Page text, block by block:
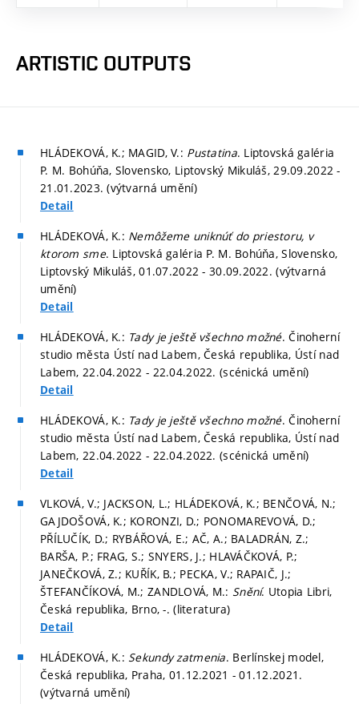
ARTISTIC OUTPUTS
HLÁDEKOVÁ, K.; MAGID, V.: Pustatina. Liptovská galéria
P. M. Bohúňa, Slovensko, Liptovský Mikuláš, 29.09.2022 -
21.01.2023. (výtvarná umění)
Detail
HLÁDEKOVÁ, K.: Nemôžeme uniknúť do priestoru, v
ktorom sme. Liptovská galéria P. M. Bohúňa, Slovensko,
Liptovský Mikuláš, 01.07.2022 - 30.09.2022. (výtvarná
umění)
Detail
HLÁDEKOVÁ, K.: Tady je ještě všechno možné. Činoherní
studio města Ústí nad Labem, Česká republika, Ústí nad
Labem, 22.04.2022 - 22.04.2022. (scénická umění)
Detail
HLÁDEKOVÁ, K.: Tady je ještě všechno možné. Činoherní
studio města Ústí nad Labem, Česká republika, Ústí nad
Labem, 22.04.2022 - 22.04.2022. (scénická umění)
Detail
VLKOVÁ, V.; JACKSON, L.; HLÁDEKOVÁ, K.; BENČOVÁ, N.;
GAJDOŠOVÁ, K.; KORONZI, D.; PONOMAREVOVÁ, D.;
PŘÍLUČÍK, D.; RYBÁŘOVÁ, E.; AČ, A.; BALADRÁN, Z.;
BARŠA, P.; FRAG, S.; SNYERS, J.; HLAVÁČKOVÁ, P.;
JANEČKOVÁ, Z.; KUŘÍK, B.; PECKA, V.; RAPAIČ, J.;
ŠTEFANČÍKOVÁ, M.; ZANDLOVÁ, M.: Snění. Utopia Libri,
Česká republika, Brno, -. (literatura)
Detail
HLÁDEKOVÁ, K.: Sekundy zatmenia. Berlínskej model,
Česká republika, Praha, 01.12.2021 - 01.12.2021.
(výtvarná umění)